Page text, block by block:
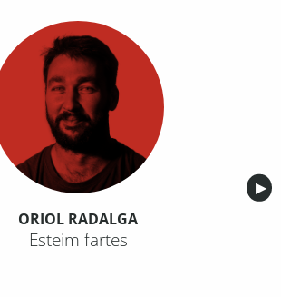
▶︎
ORIOL RADALGA
Esteim fartes